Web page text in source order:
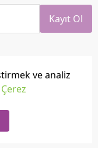
ve analiz
Çerez
Kayıt Ol